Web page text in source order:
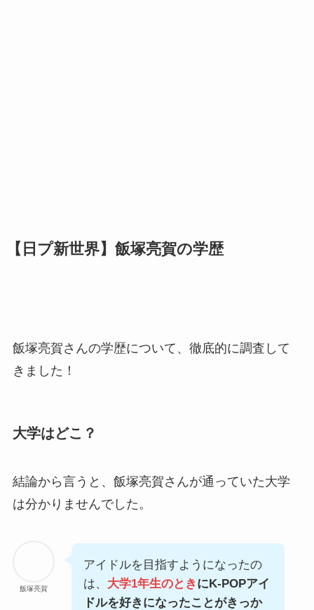
【日プ新世界】飯塚亮賀の学歴
飯塚亮賀さんの学歴について、徹底的に調査して
きました！
大学はどこ？
結論から言うと、飯塚亮賀さんが通っていた大学
は分かりませんでした。
飯塚亮賀
アイドルを目指すようになったの
は、 大学1年生のとき にK-POPアイ
ドルを好きになったことがきっか